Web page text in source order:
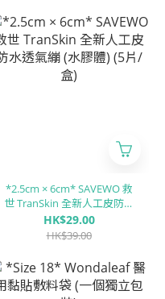
支原體 MP/副流感 PIV 1/3型/
副流感PIV 2型/肺炎衣原體
CP)
*2.5cm × 6cm* SAVEWO 救
世 TranSkin 全新人工皮防水
透氣繃 (水膠體) (5片/盒)
HK$29.00
HK$39.00